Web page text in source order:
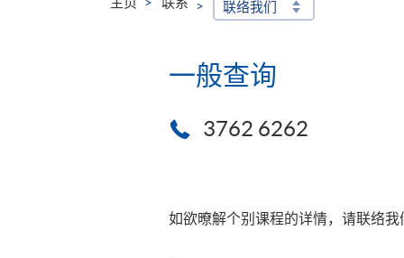
联络我们
一般查询
3762 6262
如欲暸解个别课程的详情，请联络我